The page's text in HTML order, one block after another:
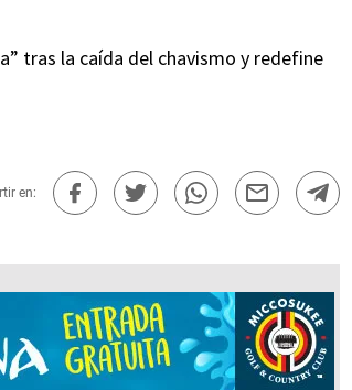
tras la caída del chavismo y redefine
en: